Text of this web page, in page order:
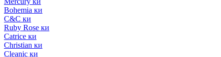
Bohemia ки
C&C ки
Ruby Rose ки
Catrice ки
Christian ки
Cleanic ки